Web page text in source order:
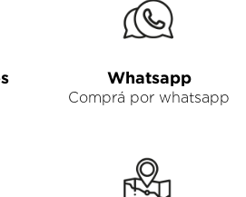
Whatsapp
Comprá por whatsapp